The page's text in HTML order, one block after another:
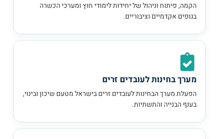
הקמה, פיתוח וניהול של יחידות לימודי חוץ ומערכי הכשרה
בגופים אקדמיים וציבוריים.
מערך בחינות לעובדים זרים
הפעלת מערך הבחינות לעובדים זרים בישראל מטעם שיכון ובינוי,
בענף הבנייה והתשתיות.